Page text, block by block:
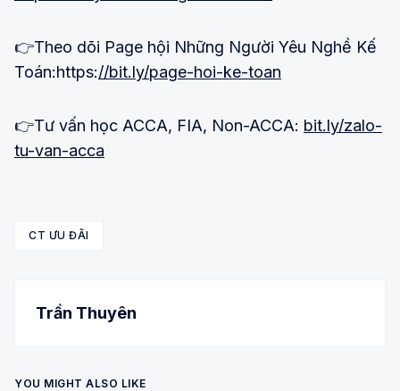
👉Theo dõi Page hội Những Người Yêu Nghề Kế
Toán:https://bit.ly/page-hoi-ke-toan
👉Tư vấn học ACCA, FIA, Non-ACCA: bit.ly/zalo-
tu-van-acca
CT ƯU ĐÃI
Trần Thuyên
YOU MIGHT ALSO LIKE